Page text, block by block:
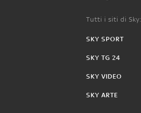
Tutti i siti di Sky:
SKY SPORT
SKY TG 24
SKY VIDEO
SKY ARTE